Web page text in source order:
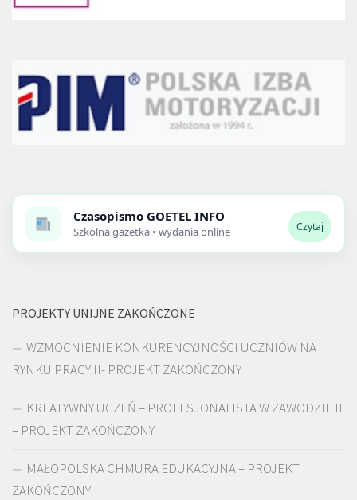
Czasopismo GOETEL INFO
Szkolna gazetka • wydania online Czytaj
PROJEKTY UNIJNE ZAKOŃCZONE
WZMOCNIENIE KONKURENCYJNOŚCI UCZNIÓW NA
RYNKU PRACY II- PROJEKT ZAKOŃCZONY
KREATYWNY UCZEŃ – PROFESJONALISTA W ZAWODZIE II
– PROJEKT ZAKOŃCZONY
MAŁOPOLSKA CHMURA EDUKACYJNA – PROJEKT
ZAKOŃCZONY